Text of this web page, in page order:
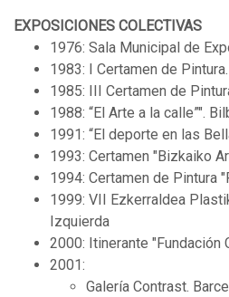
EXPOSICIONES COLECTIVAS
1976: Sala Municipal de
1983: I Certamen de
1985: III Certamen de
1988: “El Arte a la calle”".
1991: “El deporte en las
1993: Certamen "Bizkaiko
1994: Certamen de Pintura
1999: VII Ezkerraldea
Izquierda
2000: Itinerante "Fundación
2001:
Galería Contrast.